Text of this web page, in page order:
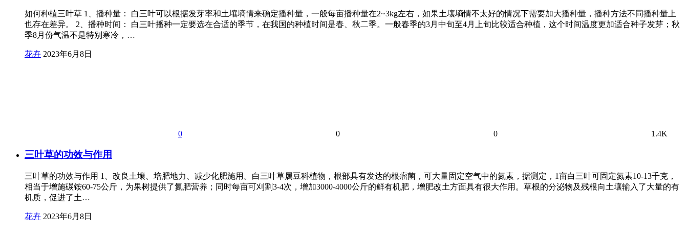
如何种植三叶草 1、播种量： 白三叶可以根据发芽率和土壤墒情来确定播种量，一般每亩播种量在2~3kg左右，如果土壤墒情不太好的情况下需要加大播种量，播种方法不同播种量上
也存在差异。 2、播种时间： 白三叶播种一定要选在合适的季节，在我国的种植时间是春、秋二季。一般春季的3月中旬至4月上旬比较适合种植，这个时间温度更加适合种子发芽；秋
季8月份气温不是特别寒冷，…
花卉 2023年6月8日
0 0 0 1.4K
三叶草的功效与作用
三叶草的功效与作用 1、改良土壤、培肥地力、减少化肥施用。白三叶草属豆科植物，根部具有发达的根瘤菌，可大量固定空气中的氮素，据测定，1亩白三叶可固定氮素10-13千克，
相当于增施碳铵60-75公斤，为果树提供了氮肥营养；同时每亩可刈割3-4次，增加3000-4000公斤的鲜有机肥，增肥改土方面具有很大作用。草根的分泌物及残根向土壤输入了大量的有
机质，促进了土…
花卉 2023年6月8日